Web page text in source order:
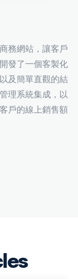
務網站，讓客戶
發了一個客製化
及簡單直觀的結
理系統集成，以
戶的線上銷售額